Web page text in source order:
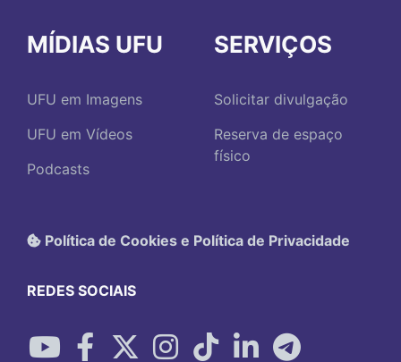
MÍDIAS UFU
UFU em Imagens
UFU em Vídeos
Podcasts
SERVIÇOS
Solicitar divulgação
Reserva de espaço
físico
Política de Cookies e Política de Privacidade
REDES SOCIAIS